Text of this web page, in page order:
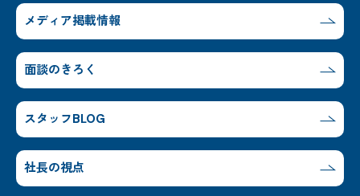
メディア掲載情報
面談のきろく
スタッフBLOG
社長の視点